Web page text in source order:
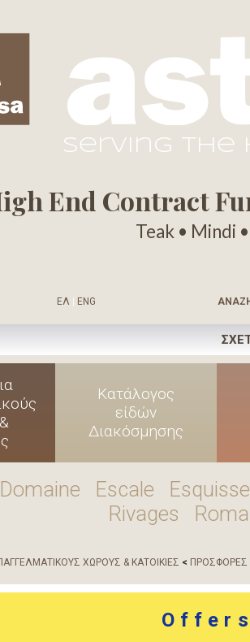
serving the
End Contract
Teak • Mindi
ΕΛ | ENG
Κατάλογος
είδών
Διακόσμησης
Domaine Escale
Esquisse
Rivages
ΧΩΡΟΥΣ & ΚΑΤΟΙΚΙΕΣ < ΠΡΟΣΦΟΡΕΣ